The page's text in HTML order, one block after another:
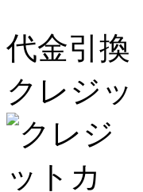
代金引換
クレジッ